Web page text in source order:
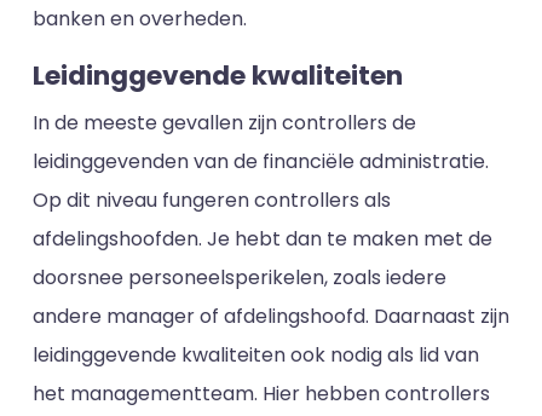
banken en overheden.
Leidinggevende kwaliteiten
In de meeste gevallen zijn controllers de
leidinggevenden van de financiële administratie.
Op dit niveau fungeren controllers als
afdelingshoofden. Je hebt dan te maken met de
doorsnee personeelsperikelen, zoals iedere
andere manager of afdelingshoofd. Daarnaast zijn
leidinggevende kwaliteiten ook nodig als lid van
het managementteam. Hier hebben controllers